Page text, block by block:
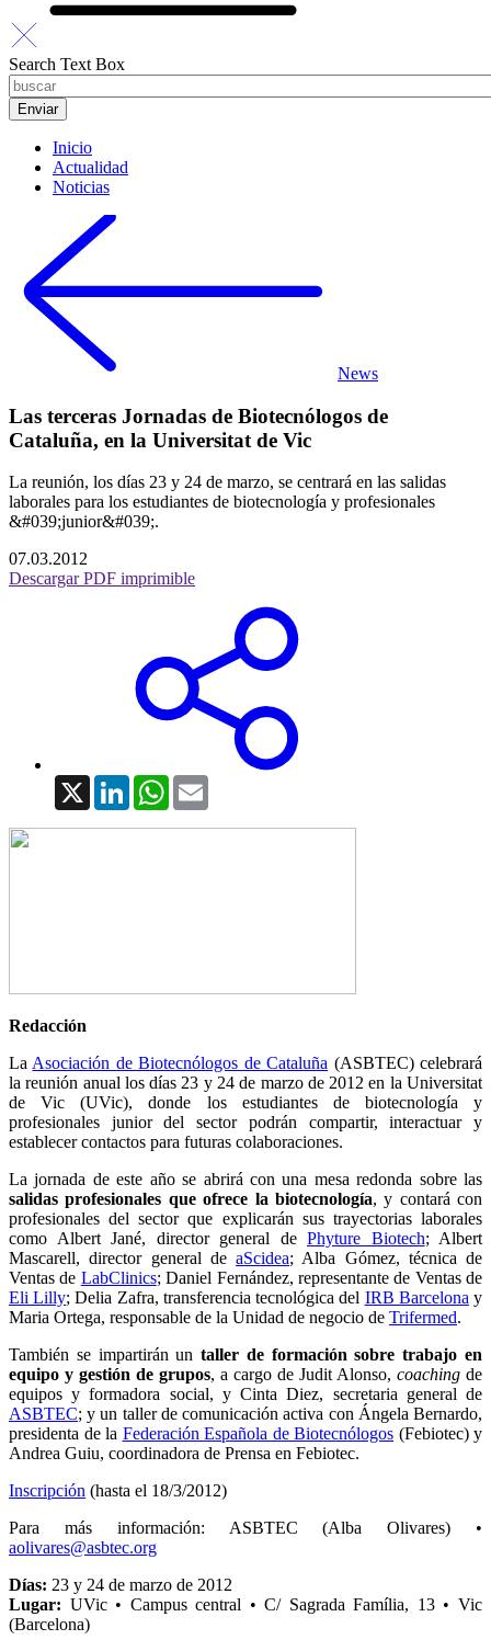
Search Text Box
Inicio
Actualidad
Noticias
News
Las terceras Jornadas de Biotecnólogos de
Cataluña, en la Universitat de Vic
La reunión, los días 23 y 24 de marzo, se centrará en las salidas
laborales para los estudiantes de biotecnología y profesionales
&#039;junior&#039;.
07.03.2012
Descargar PDF imprimible
X LinkedInWhatsApp
Redacción
LaAsociación de Biotecnólogos de Cataluña (ASBTEC) celebrará
la reunión anual los días 23 y 24 de marzo de 2012 en la Universitat
de Vic (UVic), donde los estudiantes de biotecnología y
profesionales junior del sector podrán compartir, interactuar y
establecer contactos para futuras colaboraciones.
La jornada de este año se abrirá con una mesa redonda sobre las
salidas profesionales que ofrece la biotecnología, y contará con
profesionales del sector que explicarán sus trayectorias laborales
como Albert Jané, director general de Phyture Biotech; Albert
Mascarell, director general de aScidea; Alba Gómez, técnica de
Ventas de LabClinics; Daniel Fernández, representante de Ventas de
Eli Lilly; Delia Zafra, transferencia tecnológica del IRB Barcelonay
Maria Ortega, responsable de la Unidad de negocio de Trifermed.
También se impartirán untaller de formación sobre trabajo en
equipo y gestión de grupos, a cargo de Judit Alonso, coaching de
equipos y formadora social, y Cinta Diez, secretaria general de
ASBTEC; y un taller de comunicación activa con Ángela Bernardo,
presidenta de la Federación Española de Biotecnólogos (Febiotec) y
Andrea Guiu, coordinadora de Prensa en Febiotec.
Inscripción (hasta el 18/3/2012)
Para más información: ASBTEC (Alba Olivares) •
aolivares@asbtec.org
Días: 23 y 24 de marzo de 2012
Lugar: UVic • Campus central • C/ Sagrada Família, 13 • Vic
(Barcelona)